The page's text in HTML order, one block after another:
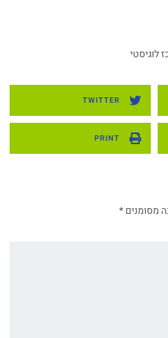
TWITTER
PRINT
מסומנים*